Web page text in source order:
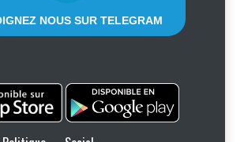
NOUS SUR TELEGRAM